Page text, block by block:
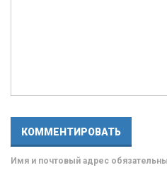
Имя и почтовый адрес